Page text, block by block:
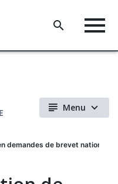
Menu
demandes de brevet national